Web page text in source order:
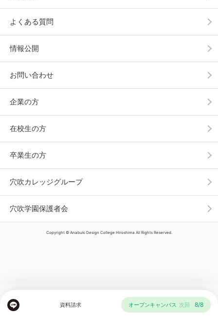
よくある質問
情報公開
お問い合わせ
企業の方
在校生の方
卒業生の方
穴吹カレッジグループ
穴吹学園保護者会
資料請求 オープンキャンパス 次回 8/8
Copyright © Anabuki Design College Hiroshima All Rights Reserved.